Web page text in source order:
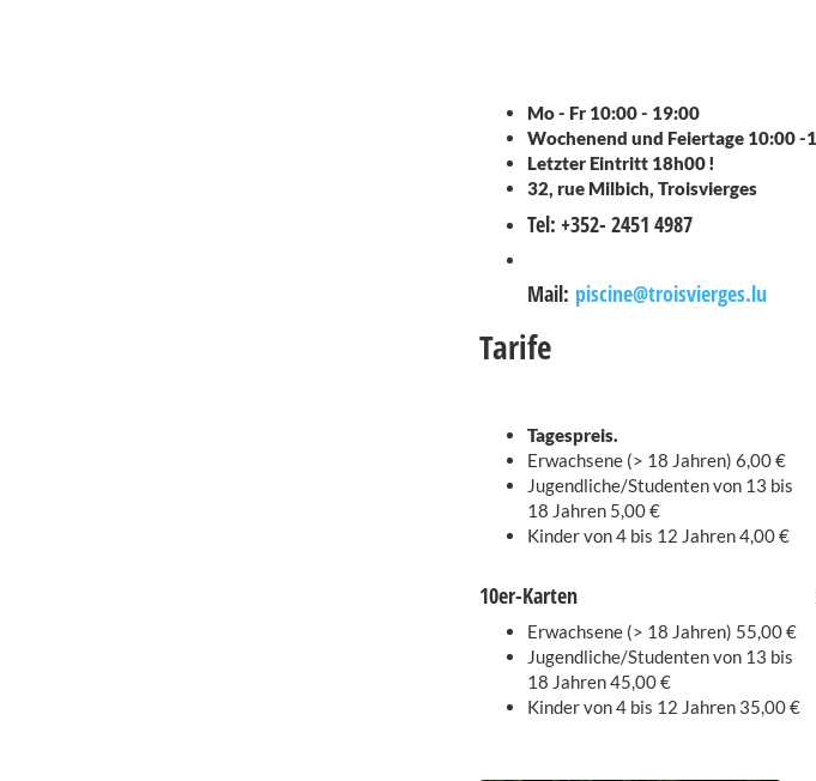
Mo - Fr 10:00 - 19:00
Wochenend und Feiertage 10:00 -
Letzter Eintritt 18h00 !
32, rue Milbich, Troisvierges
Tel: +352- 2451 4987
Mail: piscine@troisvierges.lu
Tagespreis.
Erwachsene (> 18 Jahren) 6,00 €
Jugendliche/Studenten von 13 bis
18 Jahren 5,00 €
Kinder von 4 bis 12 Jahren 4,00 €
10er-Karten
Erwachsene (> 18 Jahren) 55,00 €
Jugendliche/Studenten von 13 bis
18 Jahren 45,00 €
Kinder von 4 bis 12 Jahren 35,00 €